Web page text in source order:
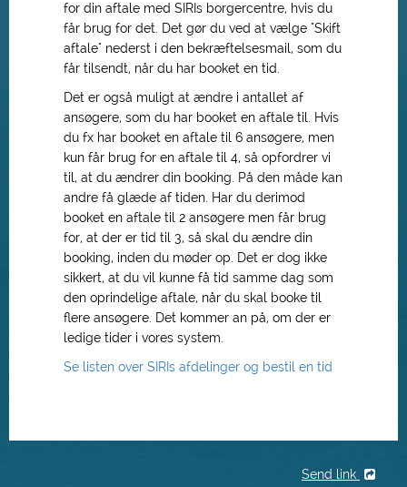
for din aftale med SIRIs borgercentre, hvis du
får brug for det. Det gør du ved at vælge "Skift
aftale" nederst i den bekræftelsesmail, som du
får tilsendt, når du har booket en tid.
Det er også muligt at ændre i antallet af
ansøgere, som du har booket en aftale til. Hvis
du fx har booket en aftale til 6 ansøgere, men
kun får brug for en aftale til 4, så opfordrer vi
til, at du ændrer din booking. På den måde kan
andre få glæde af tiden. Har du derimod
booket en aftale til 2 ansøgere men får brug
for, at der er tid til 3, så skal du ændre din
booking, inden du møder op. Det er dog ikke
sikkert, at du vil kunne få tid samme dag som
den oprindelige aftale, når du skal booke til
flere ansøgere. Det kommer an på, om der er
ledige tider i vores system.
Se listen over SIRIs afdelinger og bestil en tid
Send link